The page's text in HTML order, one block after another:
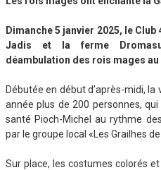
Dimanche 5 janvier 2025, le
Jadis et la ferme
déambulation des rois mages
Débutée en début d’après-midi,
année plus de 200 personnes,
santé Pioch-Michel au rythme
par le groupe local «Les Grailhes
Sur place, les costumes colorés